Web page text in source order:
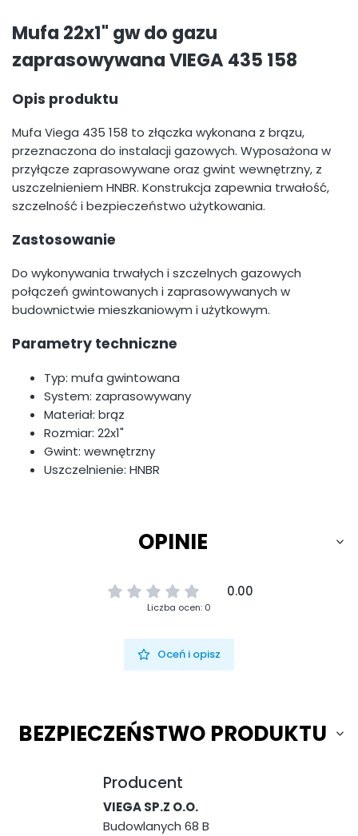
Mufa 22x1" gw do gazu
zaprasowywana VIEGA 435 158
Opis produktu
Mufa Viega 435 158 to złączka wykonana z brązu,
przeznaczona do instalacji gazowych. Wyposażona w
przyłącze zaprasowywane oraz gwint wewnętrzny, z
uszczelnieniem HNBR. Konstrukcja zapewnia trwałość,
szczelność i bezpieczeństwo użytkowania.
Zastosowanie
Do wykonywania trwałych i szczelnych gazowych
połączeń gwintowanych i zaprasowywanych w
budownictwie mieszkaniowym i użytkowym.
Parametry techniczne
Typ: mufa gwintowana
System: zaprasowywany
Materiał: brąz
Rozmiar: 22x1"
Gwint: wewnętrzny
Uszczelnienie: HNBR
OPINIE
0.00
Liczba ocen: 0
Oceń i opisz
BEZPIECZEŃSTWO PRODUKTU
Producent
VIEGA SP.Z O.O.
Budowlanych 68 B